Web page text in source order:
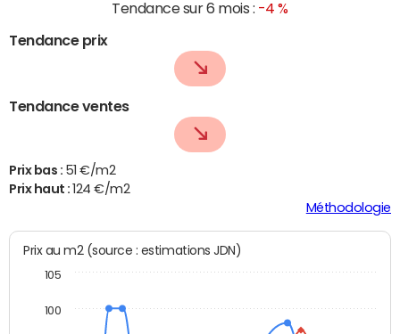
Tendance sur 6 mois : -4 %
Tendance prix
Tendance ventes
Prix bas : 51 €/m2
Prix haut : 124 €/m2
Méthodologie
Prix au m2 (source : estimations JDN)
100
105